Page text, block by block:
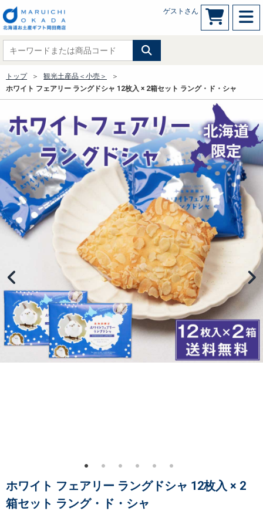
ゲストさん
トップ
観光土産品＜小売＞
ホワイト フェアリー ラングドシャ 12枚入 × 2箱セット ラング・ド・シャ
ホワイト フェアリー ラングドシャ 12枚入 × 2
箱セット ラング・ド・シャ